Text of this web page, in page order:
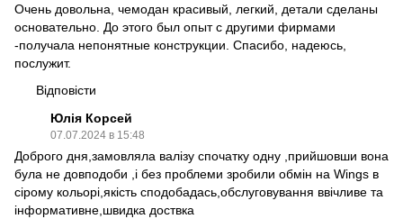
Очень довольна, чемодан красивый, легкий, детали сделаны
основательно. До этого был опыт с другими фирмами
-получала непонятные конструкции. Спасибо, надеюсь,
послужит.
Відповісти
Юлія Корсей
07.07.2024 в 15:48
Доброго дня,замовляла валізу спочатку одну ,прийшовши вона
була не довподоби ,і без проблеми зробили обмін на Wings в
сірому кольорі,якість сподобадась,обслуговування ввічливе та
інформативне,швидка доствка